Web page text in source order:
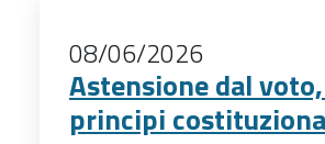
08/06/2026
Astensione dal
principi